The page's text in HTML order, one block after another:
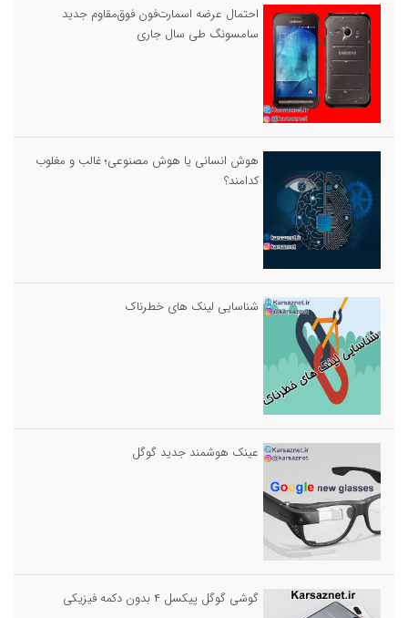
احتمال عرضه اسمارت‌فون فوق‌مقاوم جدید
سامسونگ طی سال جاری
هوش انسانی یا هوش مصنوعی؛ غالب و مغلوب
کدامند؟
شناسایی لینک های خطرناک
عینک هوشمند جدید گوگل
گوشی گوگل پیکسل ۴ بدون دکمه فیزیکی